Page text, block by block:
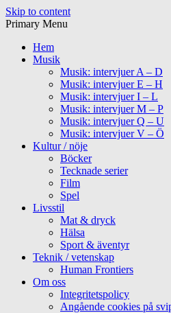
Skip to content
Primary Menu
Hem
Musik
Musik: intervjuer A – D
Musik: intervjuer E – H
Musik: intervjuer I – L
Musik: intervjuer M – P
Musik: intervjuer Q – U
Musik: intervjuer V – Ö
Kultur / nöje
Böcker
Tecknade serier
Film
Spel
Livsstil
Mat & dryck
Hälsa
Sport & äventyr
Teknik / vetenskap
Human Frontiers
Om oss
Integritetspolicy
Angående cookies på